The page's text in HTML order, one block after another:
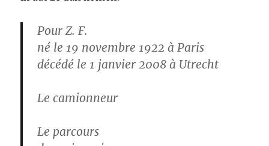
Pour Z. F.
né le 19 novembre 1922 à Paris
décédé le 1 janvier 2008 à Utrecht
Le camionneur
Le parcours